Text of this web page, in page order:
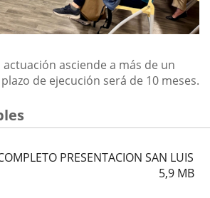
asciende a más de un
de ejecución será de 10 meses.
PRESENTACION SAN LUIS
5,9 MB